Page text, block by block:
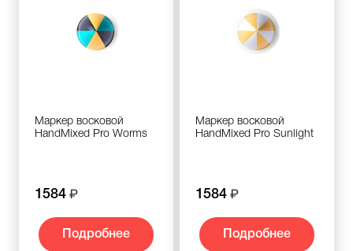
Маркер восковой
HandMixed Pro Worms
1584
Подробнее
Маркер восковой
HandMixed Pro Sunlight
1584
Подробнее